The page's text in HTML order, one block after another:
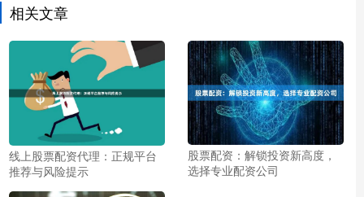
相关文章
线上股票配资代理：正规平台
推荐与风险提示
股票配资：解锁投资新高度，
选择专业配资公司